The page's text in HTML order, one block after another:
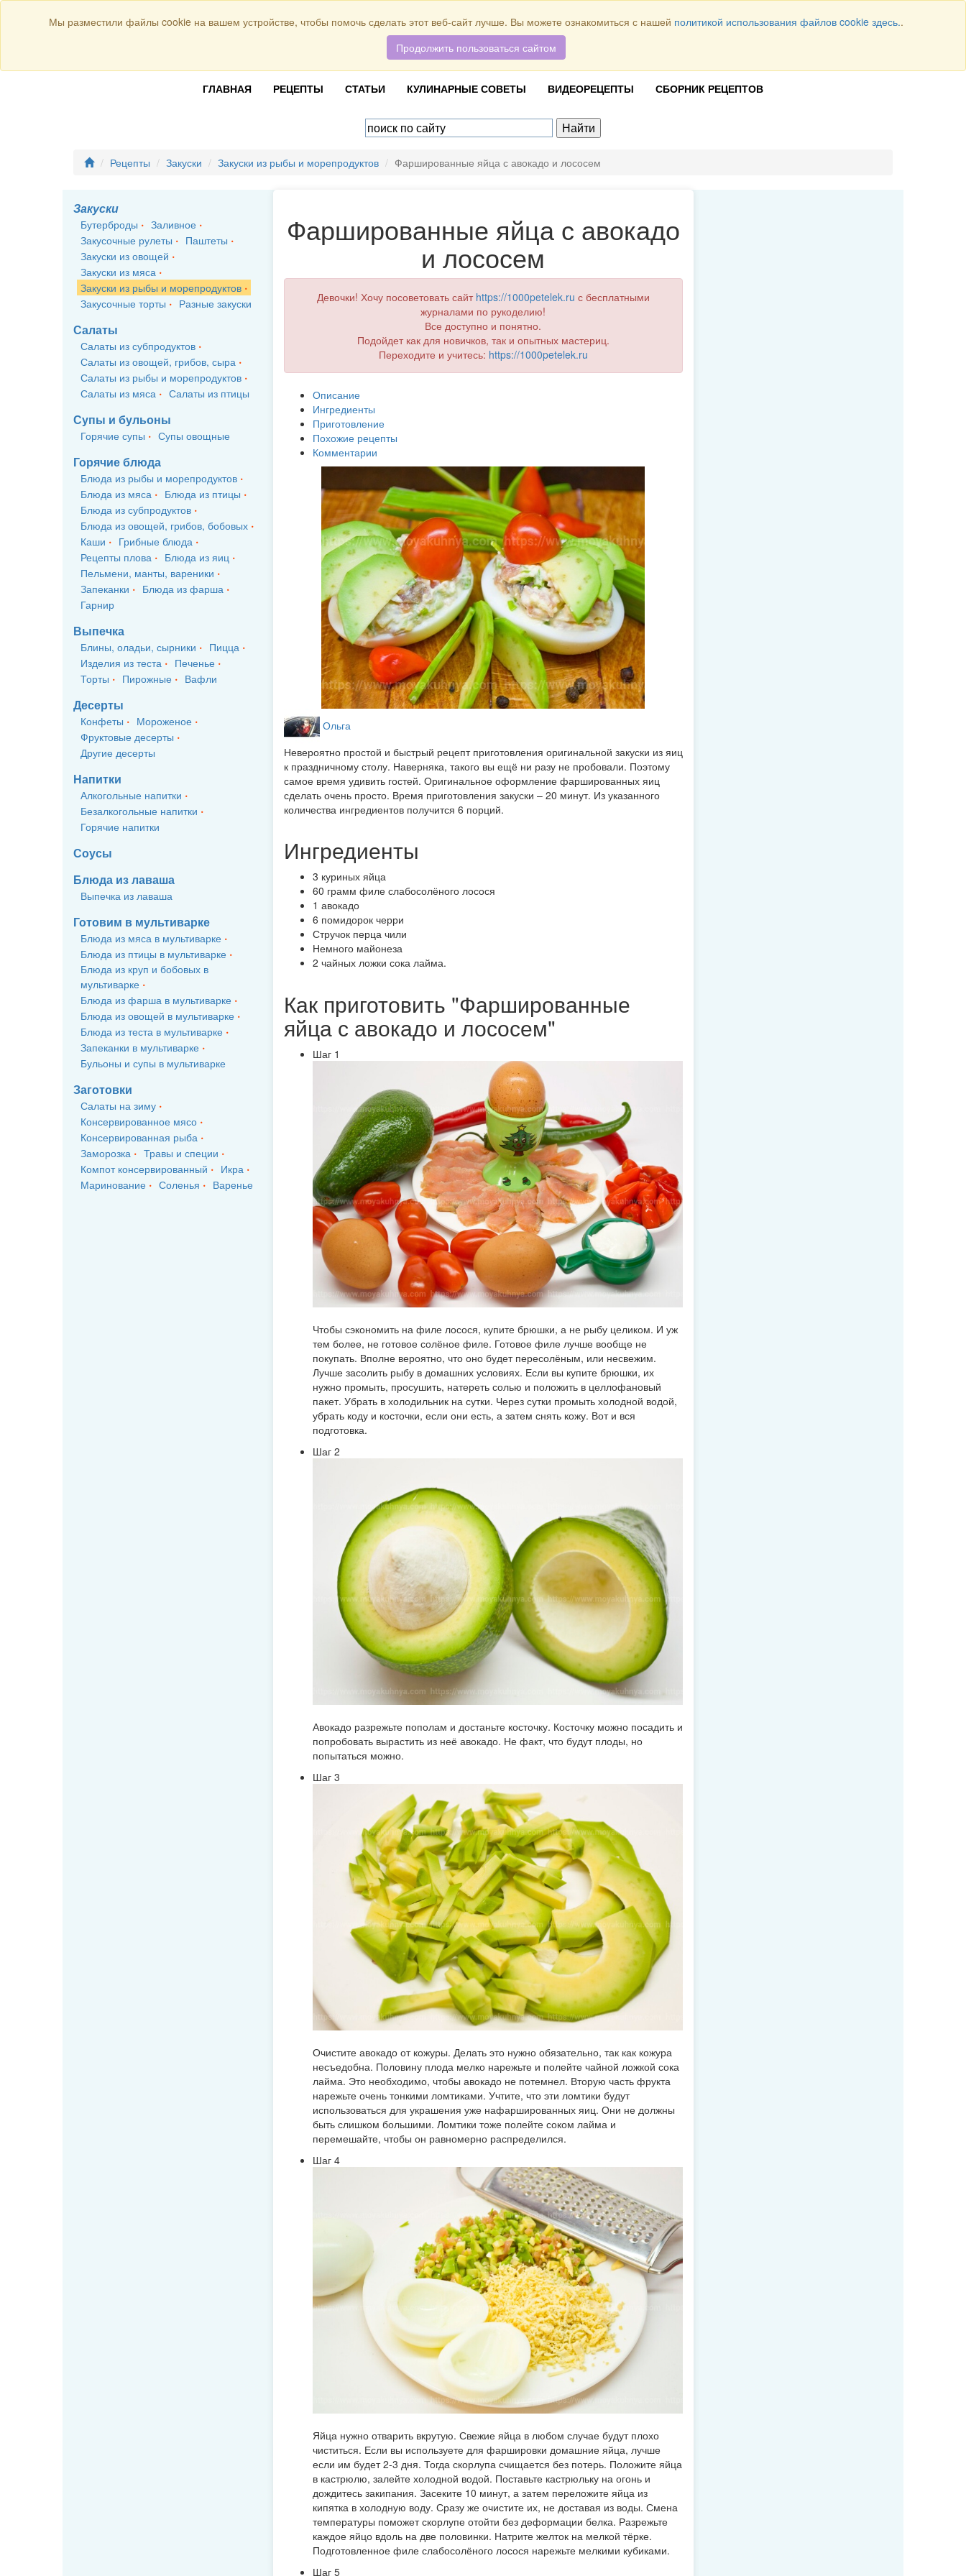
Всего рецептов 1064
ГЛАВНАЯ РЕЦЕПТЫ СТАТЬИ КУЛИНАРНЫЕ СОВЕТЫ ВИДЕОРЕЦЕПТЫ СБОРНИК РЕЦЕПТОВ
Рецепты Закуски Закуски из рыбы и морепродуктов Фаршированные яйца с авокадо и лососем
Закуски
Бутерброды
Заливное
Закусочные рулеты
Паштеты
Закуски из овощей
Закуски из мяса
Закуски из рыбы и морепродуктов
Закусочные торты
Разные закуски
Салаты
Салаты из субпродуктов
Салаты из овощей, грибов, сыра
Салаты из рыбы и морепродуктов
Салаты из мяса
Салаты из птицы
Супы и бульоны
Горячие супы Супы овощные
Горячие блюда
Блюда из рыбы и морепродуктов
Блюда из мяса
Блюда из птицы
Блюда из субпродуктов
Блюда из овощей, грибов, бобовых
Каши
Грибные блюда
Рецепты плова
Блюда из яиц
Пельмени, манты, вареники
Запеканки
Блюда из фарша
Гарнир
Выпечка
Блины, оладьи, сырники
Пицца
Изделия из теста
Печенье
Торты
Пирожные Вафли
Десерты
Конфеты
Мороженое
Фруктовые десерты
Другие десерты
Напитки
Алкогольные напитки
Безалкогольные напитки
Горячие напитки
Соусы
Блюда из лаваша
Выпечка из лаваша
Готовим в мультиварке
Блюда из мяса в мультиварке
Блюда из птицы в мультиварке
Блюда из круп и бобовых в
мультиварке
Блюда из фарша в мультиварке
Блюда из овощей в мультиварке
Блюда из теста в мультиварке
Запеканки в мультиварке
Бульоны и супы в мультиварке
Заготовки
Салаты на зиму
Консервированное мясо
Консервированная рыба
Заморозка
Травы и специи
Компот консервированный
Икра
Маринование
Соленья Варенье
Фаршированные яйца с авокадо
и лососем
Девочки! Хочу посоветовать сайт https://1000petelek.ru с бесплатными
журналами по рукоделию!
Все доступно и понятно.
Подойдет как для новичков, так и опытных мастериц.
Переходите и учитесь: https://1000petelek.ru
Описание
Ингредиенты
Приготовление
Похожие рецепты
Комментарии
Ольга
Невероятно простой и быстрый рецепт приготовления оригинальной закуски из яиц
к праздничному столу. Наверняка, такого вы ещё ни разу не пробовали. Поэтому
самое время удивить гостей. Оригинальное оформление фаршированных яиц
сделать очень просто. Время приготовления закуски – 20 минут. Из указанного
количества ингредиентов получится 6 порций.
Ингредиенты
3 куриных яйца
60 грамм филе слабосолёного лосося
1 авокадо
6 помидорок черри
Стручок перца чили
Немного майонеза
2 чайных ложки сока лайма.
Как приготовить "Фаршированные
яйца с авокадо и лососем"
Шаг 1
Чтобы сэкономить на филе лосося, купите брюшки, а не рыбу целиком. И уж
тем более, не готовое солёное филе. Готовое филе лучше вообще не
покупать. Вполне вероятно, что оно будет пересолёным, или несвежим.
Лучше засолить рыбу в домашних условиях. Если вы купите брюшки, их
нужно промыть, просушить, натереть солью и положить в целлофановый
пакет. Убрать в холодильник на сутки. Через сутки промыть холодной водой,
убрать коду и косточки, если они есть, а затем снять кожу. Вот и вся
подготовка.
Шаг 2
Авокадо разрежьте пополам и достаньте косточку. Косточку можно посадить и
попробовать вырастить из неё авокадо. Не факт, что будут плоды, но
попытаться можно.
Шаг 3
Очистите авокадо от кожуры. Делать это нужно обязательно, так как кожура
несъедобна. Половину плода мелко нарежьте и полейте чайной ложкой сока
лайма. Это необходимо, чтобы авокадо не потемнел. Вторую часть фрукта
нарежьте очень тонкими ломтиками. Учтите, что эти ломтики будут
использоваться для украшения уже нафаршированных яиц. Они не должны
быть слишком большими. Ломтики тоже полейте соком лайма и
перемешайте, чтобы он равномерно распределился.
Шаг 4
Яйца нужно отварить вкрутую. Свежие яйца в любом случае будут плохо
чиститься. Если вы используете для фаршировки домашние яйца, лучше
если им будет 2-3 дня. Тогда скорлупа счищается без потерь. Положите яйца
в кастрюлю, залейте холодной водой. Поставьте кастрюльку на огонь и
дождитесь закипания. Засеките 10 минут, а затем переложите яйца из
кипятка в холодную воду. Сразу же очистите их, не доставая из воды. Смена
температуры поможет скорлупе отойти без деформации белка. Разрежьте
каждое яйцо вдоль на две половинки. Натрите желток на мелкой тёрке.
Подготовленное филе слабосолёного лосося нарежьте мелкими кубиками.
Шаг 5
Мы разместили файлы cookie на вашем устройстве, чтобы помочь сделать этот веб-сайт лучше. Вы можете ознакомиться с нашей политикой использования файлов cookie здесь..
Продолжить пользоваться сайтом